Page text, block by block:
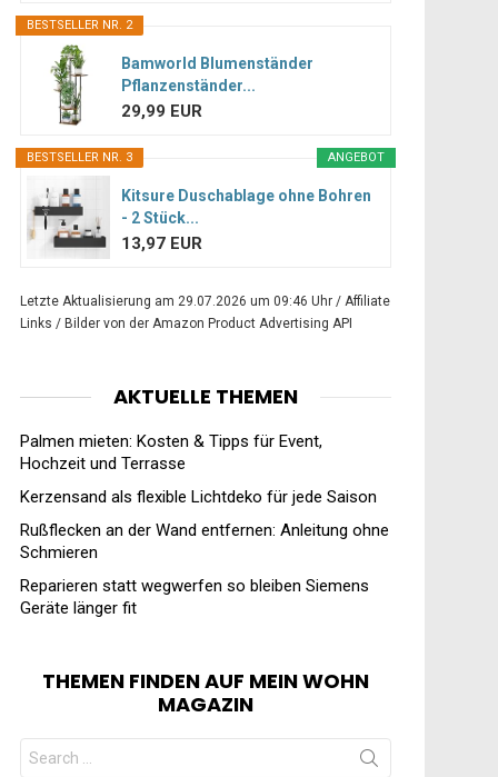
BESTSELLER NR. 2
Bamworld Blumenständer
Pflanzenständer...
29,99 EUR
ANGEBOT
BESTSELLER NR. 3
Kitsure Duschablage ohne Bohren
- 2 Stück...
13,97 EUR
Letzte Aktualisierung am 29.07.2026 um 09:46 Uhr / Affiliate
Links / Bilder von der Amazon Product Advertising API
AKTUELLE THEMEN
Palmen mieten: Kosten & Tipps für Event,
Hochzeit und Terrasse
Kerzensand als flexible Lichtdeko für jede Saison
Rußflecken an der Wand entfernen: Anleitung ohne
Schmieren
Reparieren statt wegwerfen so bleiben Siemens
Geräte länger fit
THEMEN FINDEN AUF MEIN WOHN
MAGAZIN
Search
for: